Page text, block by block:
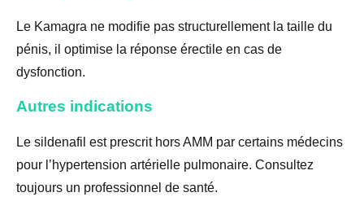
Le Kamagra ne modifie pas structurellement la taille du
pénis, il optimise la réponse érectile en cas de
dysfonction.
Autres indications
Le sildenafil est prescrit hors AMM par certains médecins
pour l’hypertension artérielle pulmonaire. Consultez
toujours un professionnel de santé.